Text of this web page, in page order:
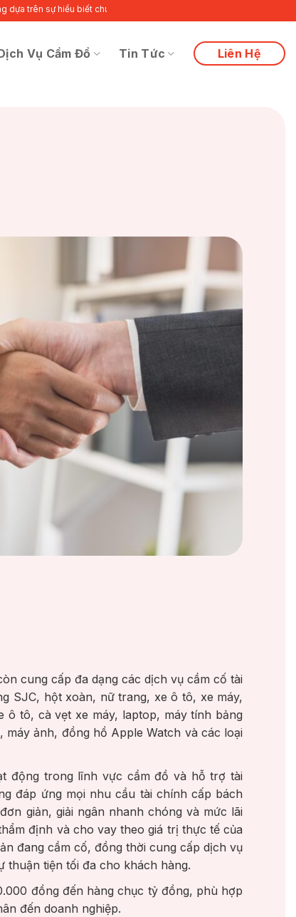
sự hiểu biết chuyên sâu về nhu cầu cũng như vấn đề riêng biệt của
Vụ Cầm Đồ Tin Tức Liên Hệ
cung cấp đa dạng các dịch vụ cầm cố tài
SJC, hột xoàn, nữ trang, xe ô tô, xe máy,
ô tô, cà vẹt xe máy, laptop, máy tính bảng
máy ảnh, đồng hồ Apple Watch và các loại
động trong lĩnh vực cầm đồ và hỗ trợ tài
đáp ứng mọi nhu cầu tài chính cấp bách
giản, giải ngân nhanh chóng và mức lãi
định và cho vay theo giá trị thực tế của
đang cầm cố, đồng thời cung cấp dịch vụ
thuận tiện tối đa cho khách hàng.
đồng đến hàng chục tỷ đồng, phù hợp
đến doanh nghiệp.